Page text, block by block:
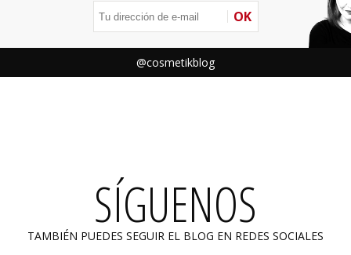
OK
@cosmetikblog
SÍGUENOS
TAMBIÉN PUEDES SEGUIR EL BLOG EN REDES SOCIALES